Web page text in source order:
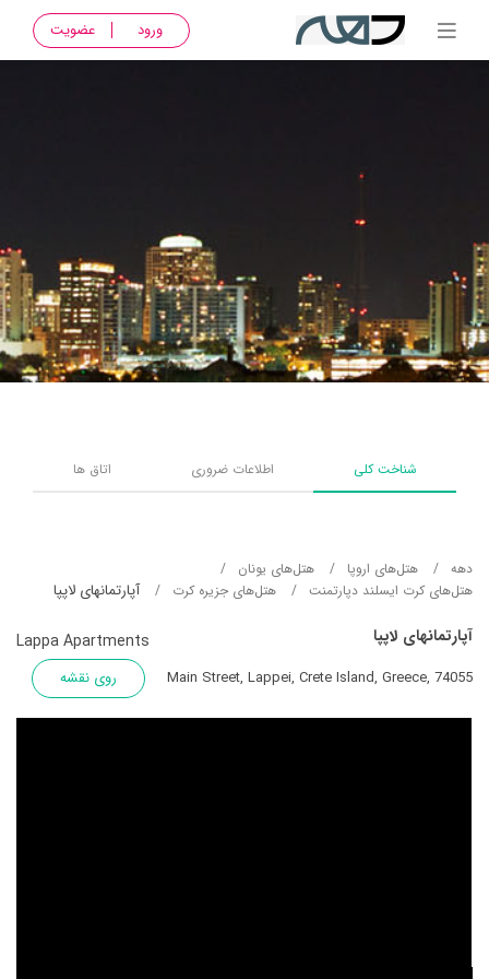
ورود عضویت
شناخت کلی اطلاعات ضروری اتاق ها
دهه هتل‌های اروپا
هتل‌های یونان
هتل‌های کرت ایسلند دپارتمنت
هتل‌های جزیره کرت آپارتمانهای لاپپا
آپارتمانهای لاپپا Lappa Apartments
Main Street, Lappei, Crete Island, Greece, 74055 روی نقشه